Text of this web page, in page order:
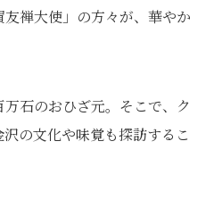
禅大使」の方々が、華やか
石のおひざ元。そこで、ク
の文化や味覚も探訪するこ